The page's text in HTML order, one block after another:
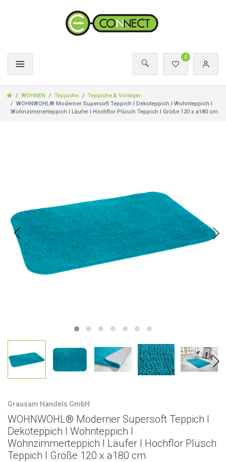
0
WOHNEN Teppiche
Teppiche & Vorleger
WOHNWOHL® Moderner Supersoft Teppich I Dekoteppich I Wohnteppich I
Wohnzimmerteppich I Läufer I Hochflor Plüsch Teppich I Größe 120 x a180 cm
Grausam Handels GmbH
WOHNWOHL® Moderner Supersoft Teppich I
Dekoteppich I Wohnteppich I
Wohnzimmerteppich I Läufer I Hochflor Plüsch
Teppich I Größe 120 x a180 cm